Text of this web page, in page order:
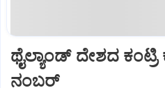
ಥೈಲ್ಯಾಂಡ್ ದೇಶದ
ನಂಬರ್‌